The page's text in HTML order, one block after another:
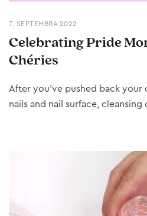
7. SEPTEMBRA 2022
Celebrating Pride
Chéries
After you’ve pushed back
nails and nail surface, cleansing